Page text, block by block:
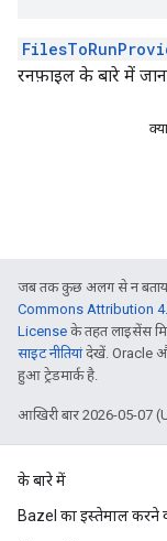
रनफ़ाइल के बारे में
जब तक कुछ अलग से न
Commons Attribution
License के तहत लाइसेंस
साइट नीतियांदेखें. Oracle
हुआ ट्रेडमार्क है.
आखिरी बार 2026-05-07
के बारे में
Bazel का इस्तेमाल करने